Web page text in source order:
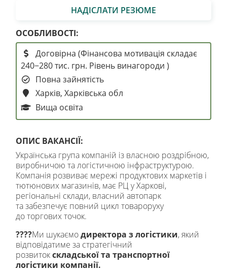
НАДІСЛАТИ РЕЗЮМЕ
ОСОБЛИВОСТІ:
Договірна (Фінансова мотивація складає
240−280 тис. грн. Рівень винагороди )
Повна зайнятість
Харків, Харківська обл
Вища освіта
ОПИС ВАКАНСІЇ:
Українська група компаній із власною роздрібною,
виробничою та логістичною інфраструктурою.
Компанія розвиває мережі продуктових маркетів і
тютюнових магазинів, має РЦ у Харкові,
регіональні склади, власний автопарк
та забезпечує повний цикл товароруху
до торгових точок.
????Ми шукаємодиректора з логістики, який
відповідатиме за стратегічний
розвитокскладської та транспортної
логістики компанії.